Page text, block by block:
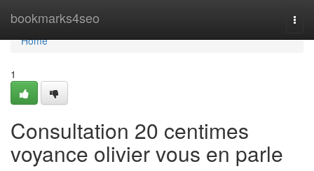
bookmarks4seo
Home
Home
1
Consultation 20 centimes
voyance olivier vous en parle